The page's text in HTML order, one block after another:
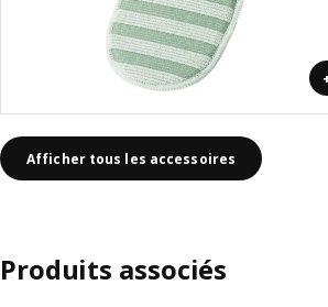
Afficher tous les accessoires
Produits associés